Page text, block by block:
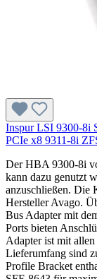
Inspur LSI 9300-8i
PCIe x8 9311-8i
Der HBA 9300-8i
kann dazu genutzt
anzuschließen. Die
Hersteller Avago.
Bus Adapter mit
Ports bieten
Adapter ist mit
Lieferumfang sind
Profile Bracket